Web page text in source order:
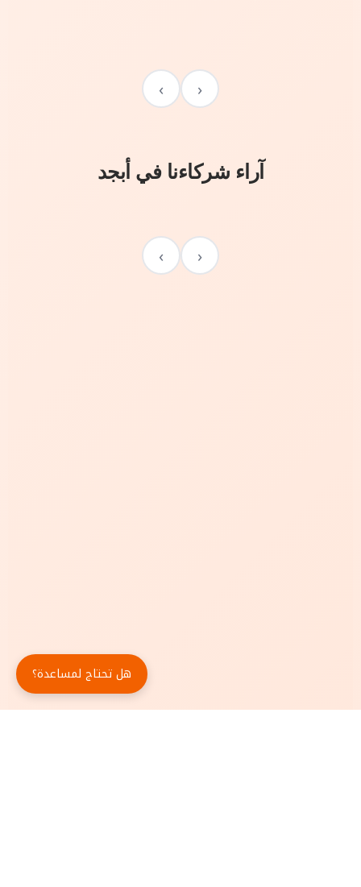
‹
›
آراء شركاءنا في أبجد
‹
›
هل تحتاج لمساعدة؟